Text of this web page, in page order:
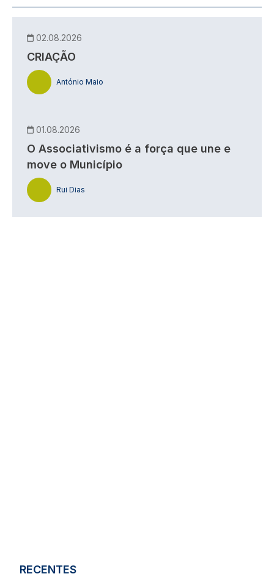
02.08.2026
CRIAÇÃO
António Maio
01.08.2026
O Associativismo é a força que une e
move o Município
Rui Dias
RECENTES